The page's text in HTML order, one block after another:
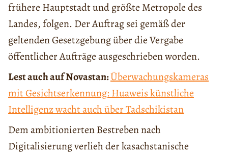
frühere Hauptstadt und größte Metropole des
Landes, folgen. Der Auftrag sei gemäß der
geltenden Gesetzgebung über die Vergabe
öffentlicher Aufträge ausgeschrieben worden.
Lest auch auf Novastan:Überwachungskameras
mit Gesichtserkennung: Huaweis künstliche
Intelligenz wacht auch über Tadschikistan
Dem ambitionierten Bestreben nach
Digitalisierung verlieh der kasachstanische